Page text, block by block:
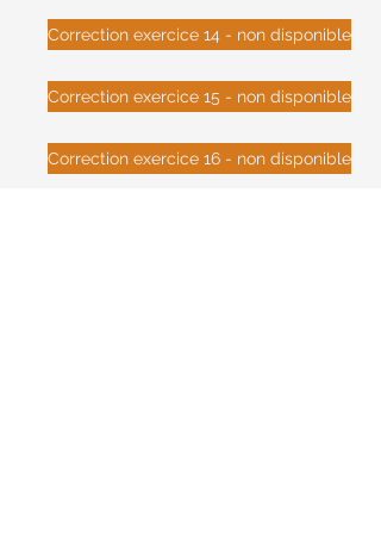
Correction exercice 14 - non disponible
Correction exercice 15 - non disponible
Correction exercice 16 - non disponible